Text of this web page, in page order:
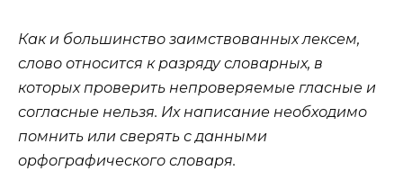
Каки большинство заимствованных лексем,
слово относится к разряду словарных, в
которых проверить непроверяемые гласные и
согласные нельзя. Их написание необходимо
помнить или сверять с данными
орфографического словаря.